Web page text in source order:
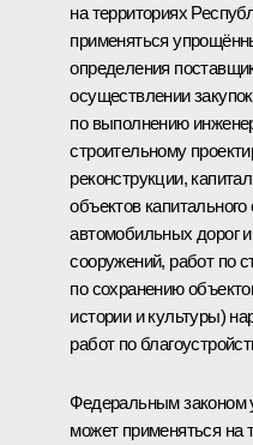
на территориях
применяться
определения
осуществлении
по выполнению
строительному
реконструкции,
объектов
автомобильных дорог
сооружений, работ по
по сохранению
истории и культуры)
работ по
Федеральным законом
может применяться на